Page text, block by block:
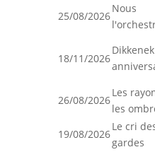
25/08/2026
Nous
18/11/2026
26/08/2026
Les
les
19/08/2026
Le cri
gardes